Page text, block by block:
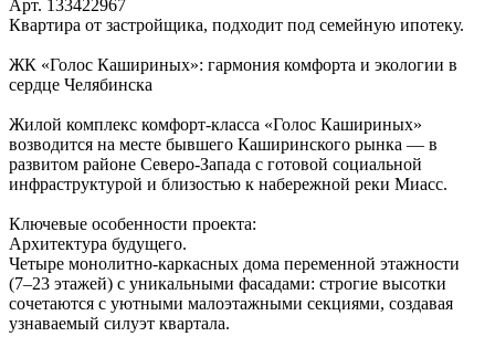
Арт. 133422967
Квартира от застройщика, подходит под семейную ипотеку.
ЖК «Голос Кашириных»: гармония комфорта и экологии в
сердце Челябинска
Жилой комплекс комфорт‑класса «Голос Кашириных»
возводится на месте бывшего Каширинского рынка — в
развитом районе Северо‑Запада с готовой социальной
инфраструктурой и близостью к набережной реки Миасс.
Ключевые особенности проекта:
Архитектура будущего.
Четыре монолитно‑каркасных дома переменной этажности
(7–23 этажей) с уникальными фасадами: строгие высотки
сочетаются с уютными малоэтажными секциями, создавая
узнаваемый силуэт квартала.